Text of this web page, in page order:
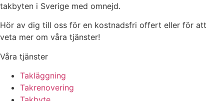
takbyten i Sverige med omnejd.
Hör av dig till oss för en kostnadsfri offert eller för att
veta mer om våra tjänster!
Våra tjänster
Takläggning
Takrenovering